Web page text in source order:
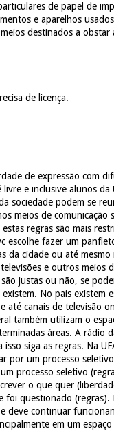
de papel de
e aparelhos
destinados a obstar
de licença.
de expressão com
e inclusive alunos da
sociedade podem se
meios de comunicação
regras são mais
escolhe fazer um
da cidade ou até mesmo
e outros meios
justas ou não, se
No pais existem
até canais de televisão
também utilizam o
áreas. A rádio
siga as regras. Na
por um processo
processo seletivo
o que quer
foi questionado (regras).
deve continuar
em um